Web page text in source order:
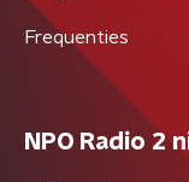
Frequenties
NPO Radio 2